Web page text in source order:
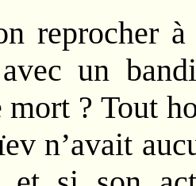
reprocher
un
mort ? Tout
n’avait